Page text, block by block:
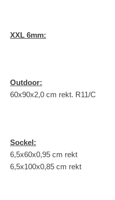
XXL 6mm:
Outdoor:
60x90x2,0 cm rekt. R11/C
Sockel:
6,5x60x0,95 cm rekt
6,5x100x0,85 cm rekt